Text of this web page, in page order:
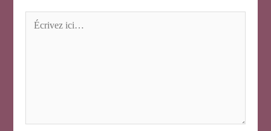
Écrivez
ici…